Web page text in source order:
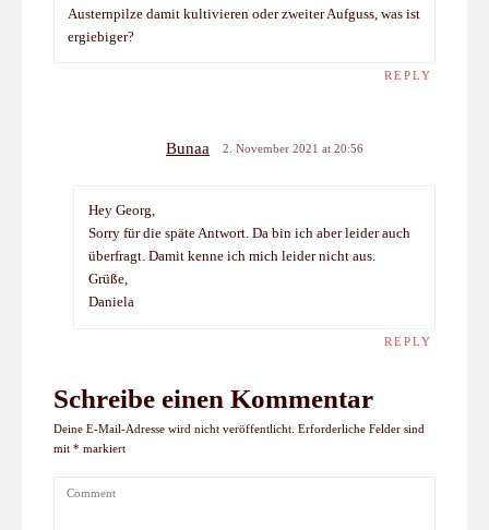
Austernpilze damit kultivieren oder zweiter Aufguss, was ist
ergiebiger?
REPLY
Bunaa 2. November 2021 at 20:56
Hey Georg,
Sorry für die späte Antwort. Da bin ich aber leider auch
überfragt. Damit kenne ich mich leider nicht aus.
Grüße,
Daniela
REPLY
Schreibe einen Kommentar
Deine E-Mail-Adresse wird nicht veröffentlicht. Erforderliche Felder sind
mit * markiert